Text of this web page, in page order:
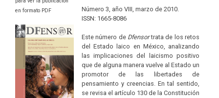
en formato PDF
Número 3, año VIII, marzo de 2010.
ISSN: 1665-8086
Este número de Dfensortrata de los retos
del Estado laico en México, analizando
las implicaciones del laicismo positivo
que de alguna manera vuelve al Estado un
promotor de las libertades de
pensamiento y creencias. En tal sentido,
se revisa el artículo 130 de la Constitución